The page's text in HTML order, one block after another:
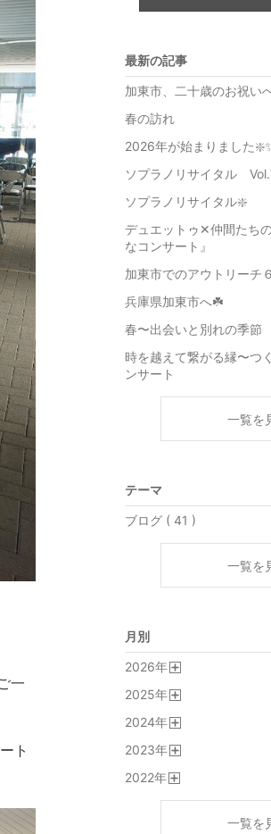
一
ト
最新の記事
加東市、二十歳のお祝い
春の訪れ
2026年が始まりました
ソプラノリサイタル
ソプラノリサイタル❇️
デュエットゥ✕仲間たち
なコンサート』
加東市でのアウトリーチ
兵庫県加東市へ☘️
春〜出会いと別れの季節
時を越えて繋がる縁〜つ
ンサート
一覧を
テーマ
ブログ ( 41 )
一覧を
月別
2026年
2025年
2024年
2023年
2022年
一覧を